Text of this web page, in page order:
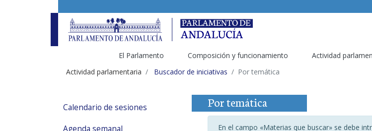
El Parlamento Composición y funcionamiento Actividad
Actividad parlamentaria
Buscador de iniciativas Por temática
Calendario de sesiones
Agenda semanal
Por temática
En el campo «Materias que buscar» se debe